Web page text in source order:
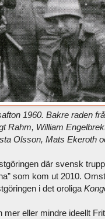
1960. Bakre raden
Rahm, William
Olsson, Mats Ekeroth
där svensk
som kom ut 2010.
i det oroliga
eller mindre ideellt